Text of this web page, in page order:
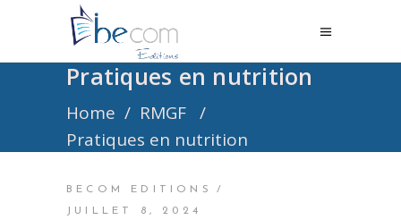
Pratiques en nutrition
Home / RMGF /
Pratiques en nutrition
BECOM EDITIONS
JUILLET 8, 2024